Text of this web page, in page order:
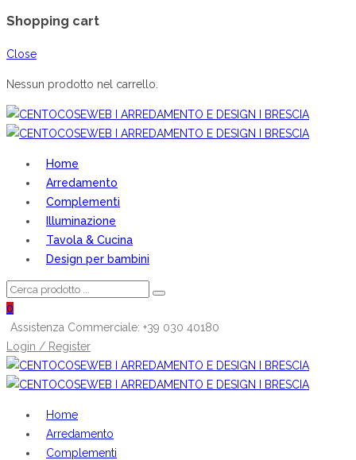
Shopping cart
Close
Nessun prodotto nel carrello.
Home
Arredamento
Complementi
Illuminazione
Tavola & Cucina
Design per bambini
0
Assistenza Commerciale: +39 030 40180
Login / Register
Home
Arredamento
Complementi